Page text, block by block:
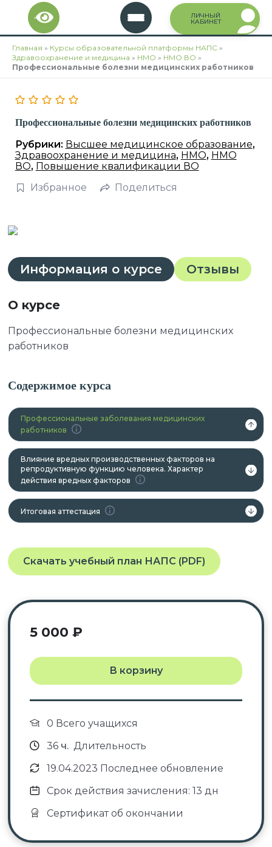
Перейти
содержимому
ЛИЧНЫЙ
КАБИНЕТ
Главная » Курсы образовательной платформы НАПС »
Здравоохранение и медицина » НМО » НМО ВО »
Профессиональные болезни медицинских работников
Профессиональные болезни медицинских работников
Рубрики: Высшее медицинское образование,
Здравоохранение и медицина, НМО, НМО
ВО, Повышение квалификации ВО
Избранное
Поделиться
Информация о курсе Отзывы
О курсе
Профессиональные болезни медицинских
работников
Содержимое курса
Профессиональные заболевания медицинских
работников
Влияние вредных производственных факторов на
репродуктивную функцию человека. Характер
действия вредных факторов
Итоговая аттестация
Скачать учебный план НАПС (PDF)
5 000 ₽
В корзину
0 Всего учащихся
36ч. Длительность
19.04.2023 Последнее обновление
Срок действия зачисления: 13 дн
Сертификат об окончании